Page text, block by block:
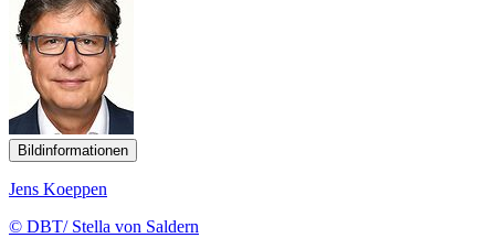
Bildinformationen
Jens Koeppen
© DBT/ Stella von Saldern